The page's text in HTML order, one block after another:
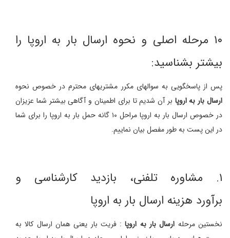
۱۰ مرحله اصلی و نحوه ارسال بار به اروپا را
بیشتر بشناسید:
پس از پاسخگویی به سوالهای مکرر مشتریهای محترم در خصوص نحوه
ارسال بار به اروپا بر آن شدیم تا برای اطمینان و آگاهی بیشتر شما عزیزان
در خصوص ارسال بار به اروپا مراحل ۱۰ گانه حمل بار به اروپا را برای شما
در این پست به طور مفصل بیان نماییم.
۱. مشاوره تلفنی، بازدید کارشناسی و
برآورد هزینه ارسال بار به اروپا
نخستین مرحله ارسال بار به اروپا : فریت بار یعنی همان ارسال کالا به